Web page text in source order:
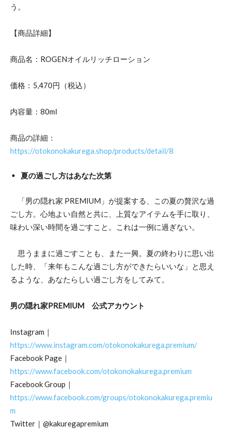
う。
【商品詳細】
商品名：ROGENオイルリッチローション
価格：5,470円（税込）
内容量：80ml
商品の詳細：
https://otokonokakurega.shop/products/detail/8
夏の過ごし方はあなた次第
「男の隠れ家 PREMIUM」が提案する、この夏の贅沢な過
ごし方。心地よい自然と共に、上質なアイテムを手に取り、
味わい深い時間を過ごすこと。これは一例に過ぎない。
思うままに過ごすことも、また一興。夏の終わりに思い出
した時、「来年もこんな過ごし方ができたらいいな」と思え
るような、あなたらしい過ごし方をしてみて。
男の隠れ家PREMIUM 公式アカウント
Instagram｜
https://www.instagram.com/otokonokakurega.premium/
Facebook Page｜
https://www.facebook.com/otokonokakurega.premium
Facebook Group｜
https://www.facebook.com/groups/otokonokakurega.premiu
m
Twitter｜@kakuregapremium